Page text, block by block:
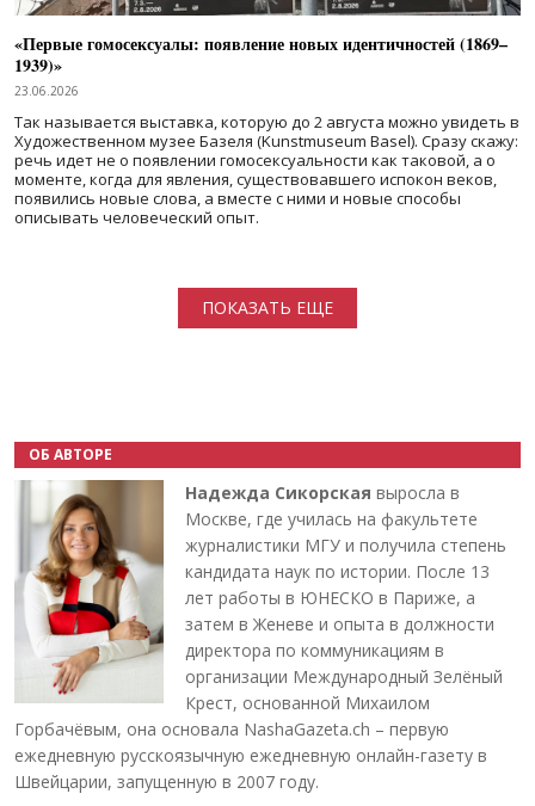
«Первые гомосексуалы: появление новых идентичностей (1869–
1939)»
23.06.2026
Так называется выставка, которую до 2 августа можно увидеть в
Художественном музее Базеля (Kunstmuseum Basel). Сразу скажу:
речь идет не о появлении гомосексуальности как таковой, а о
моменте, когда для явления, существовавшего испокон веков,
появились новые слова, а вместе с ними и новые способы
описывать человеческий опыт.
ПОКАЗАТЬ ЕЩЕ
ОБ АВТОРЕ
Надежда Сикорская выросла в
Москве, где училась на факультете
журналистики МГУ и получила степень
кандидата наук по истории. После 13
лет работы в ЮНЕСКО в Париже, а
затем в Женеве и опыта в должности
директора по коммуникациям в
организации Международный Зелёный
Крест, основанной Михаилом
Горбачёвым, она основала NashaGazeta.ch – первую
ежедневную русскоязычную ежедневную онлайн-газету в
Швейцарии, запущенную в 2007 году.